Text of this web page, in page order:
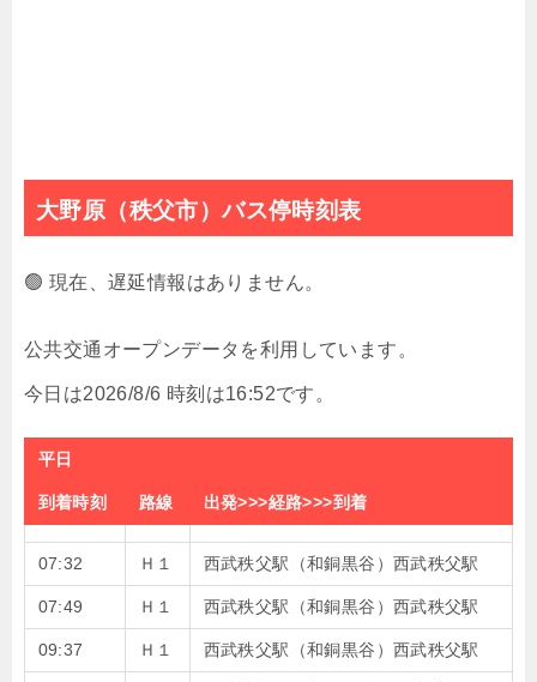
大野原（秩父市）バス停時刻表
🟢 現在、遅延情報はありません。
公共交通オープンデータを利用しています。
今日は2026/8/6 時刻は16:52です。
平日
到着時刻 路線 出発>>>経路>>>到着
07:32 Ｈ１ 西武秩父駅（和銅黒谷）西武秩父駅
07:49 Ｈ１ 西武秩父駅（和銅黒谷）西武秩父駅
09:37 Ｈ１ 西武秩父駅（和銅黒谷）西武秩父駅